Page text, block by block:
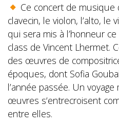
Ce concert de musique
clavecin, le violon, l’alto, le
qui sera mis à l’honneur
class de Vincent Lhermet.
des œuvres de
époques, dont Sofia
l’année passée. Un
œuvres s‘entrecroisent
entre elles.